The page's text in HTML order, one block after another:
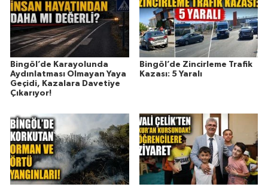
Bingöl’de Karayolunda
Aydınlatması Olmayan Yaya
Geçidi, Kazalara Davetiye
Çıkarıyor!
Bingöl’de Zincirleme Trafik
Kazası: 5 Yaralı